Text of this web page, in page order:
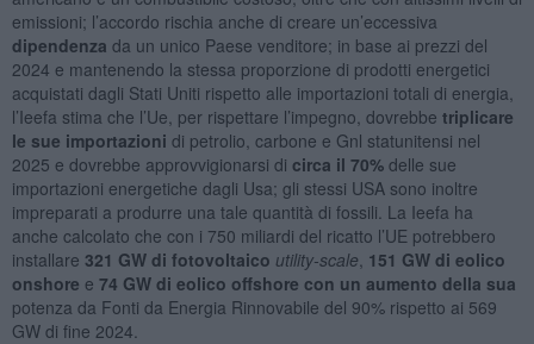
emissioni; l’accordo rischia anche di creare un’eccessiva
dipendenza da un unico Paese venditore; in base ai prezzi del
2024 e mantenendo la stessa proporzione di prodotti energetici
acquistati dagli Stati Uniti rispetto alle importazioni totali di energia,
l’Ieefa stima che l’Ue, per rispettare l’impegno, dovrebbe triplicare
le sue importazioni di petrolio, carbone e Gnl statunitensi nel
2025 e dovrebbe approvvigionarsi di circa il 70%delle sue
importazioni energetiche dagli Usa; gli stessi USA sono inoltre
impreparati a produrre una tale quantità di fossili. La Ieefa ha
anche calcolato che con i 750 miliardi del ricatto l’UE potrebbero
installare 321 GW di fotovoltaico utility-scale 151 GW di eolico
onshore e 74 GW di eolico offshore con un aumento della sua
potenza da Fonti da Energia Rinnovabile del 90% rispetto ai 569
GW di fine 2024.